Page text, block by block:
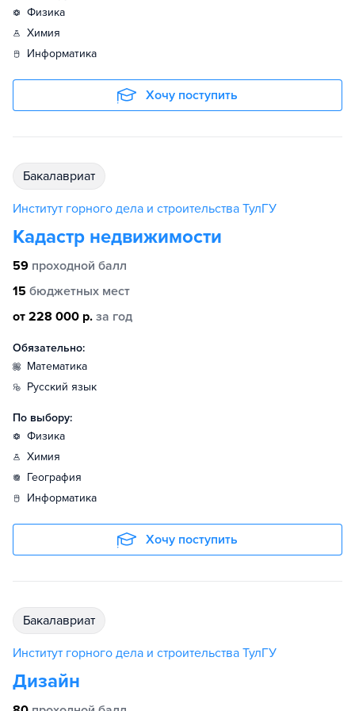
физика
химия
информатика
Хочу поступить
бакалавриат
Институт горного дела и строительства ТулГУ
Кадастр недвижимости
59 проходной балл
15 бюджетных мест
от 228 000 р. за год
Обязательно:
математика
русский язык
По выбору:
физика
химия
география
информатика
Хочу поступить
бакалавриат
Институт горного дела и строительства ТулГУ
Дизайн